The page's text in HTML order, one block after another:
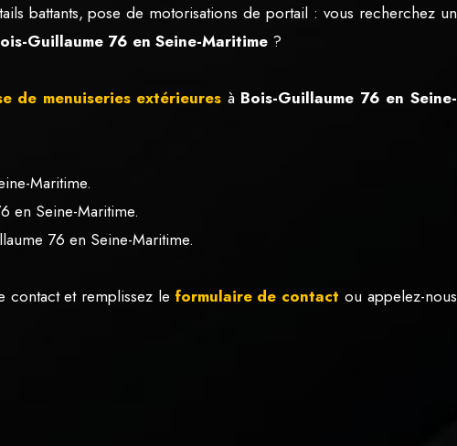
battants, pose de motorisations de portail : vous recherchez un
Guillaume 76 en Seine-Maritime?
de menuiseries extérieures à Bois-Guillaume 76 en Seine-
Maritime.
en Seine-Maritime.
76 en Seine-Maritime.
contact et remplissez le formulaire de contact ou appelez-nous